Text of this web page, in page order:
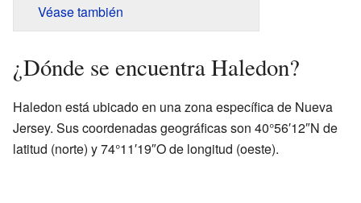
Véase también
¿Dónde se encuentra Haledon?
Haledon está ubicado en una zona específica de Nueva
Jersey. Sus coordenadas geográficas son 40°56′12″N de
latitud (norte) y 74°11′19″O de longitud (oeste).